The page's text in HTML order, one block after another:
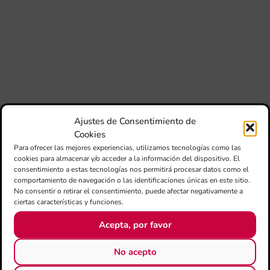
Ajustes de Consentimiento de
Cookies
Para ofrecer las mejores experiencias, utilizamos tecnologías como las
cookies para almacenar y/o acceder a la información del dispositivo. El
consentimiento a estas tecnologías nos permitirá procesar datos como el
comportamiento de navegación o las identificaciones únicas en este sitio.
No consentir o retirar el consentimiento, puede afectar negativamente a
ciertas características y funciones.
Acepta, por favor
No acepto